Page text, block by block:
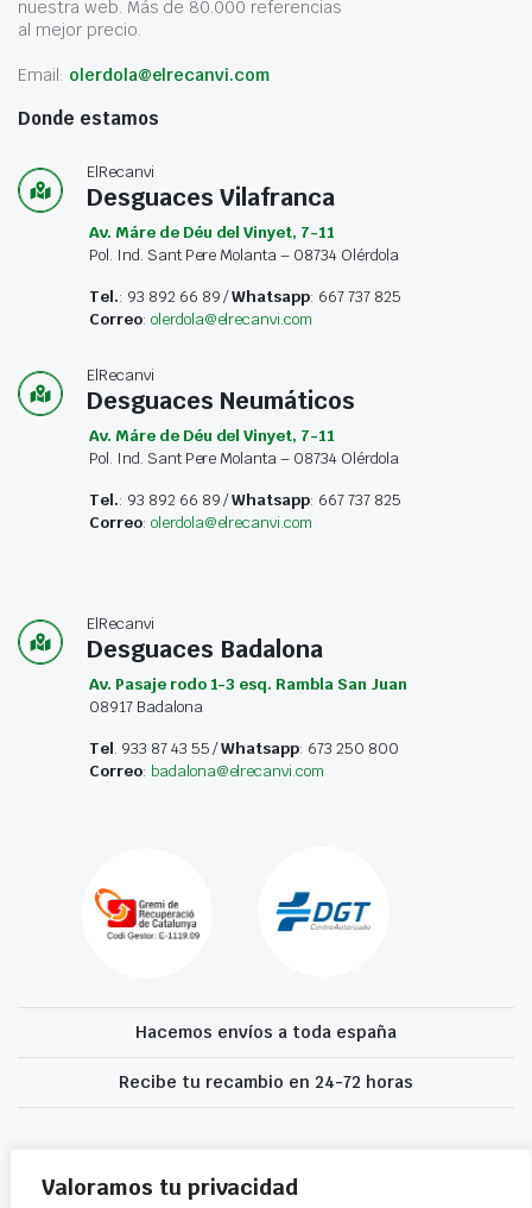
Valoramos tu privacidad
nuestra web. Más de 80.000 referencias
al mejor precio.
Email: olerdola@elrecanvi.com
Donde estamos
ElRecanvi
Desguaces Vilafranca
Av. Máre de Déu del Vinyet, 7-11
Pol. Ind. Sant Pere Molanta – 08734 Olérdola
Tel.: 93 892 66 89 /Whatsapp: 667 737 825
Correo: olerdola@elrecanvi.com
ElRecanvi
Desguaces Neumáticos
Av. Máre de Déu del Vinyet, 7-11
Pol. Ind. Sant Pere Molanta – 08734 Olérdola
Tel.: 93 892 66 89 /Whatsapp: 667 737 825
Correo: olerdola@elrecanvi.com
ElRecanvi
Desguaces Badalona
Av. Pasaje rodo 1-3 esq. Rambla San Juan
08917 Badalona
Tel. 933 87 43 55 /Whatsapp: 673 250 800
Correo: badalona@elrecanvi.com
Hacemos envíos a toda españa
Recibe tu recambio en 24-72 horas
accesibilidad